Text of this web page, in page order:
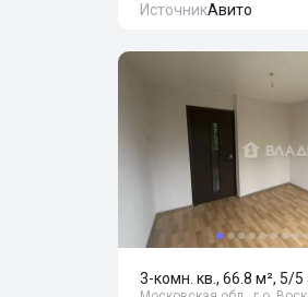
ИсточникАвито
3-комн. кв., 66.8 м², 5/5